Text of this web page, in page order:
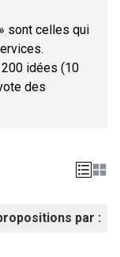
sont celles qui
idées (10
des
par :